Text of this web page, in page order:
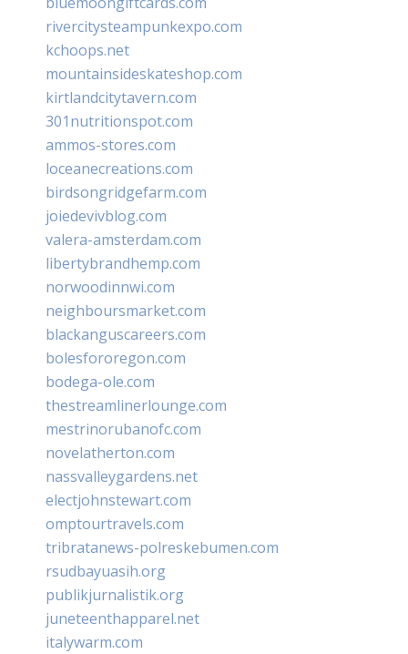
rivercitysteampunkexpo.com
kchoops.net
mountainsideskateshop.com
kirtlandcitytavern.com
301nutritionspot.com
ammos-stores.com
loceanecreations.com
birdsongridgefarm.com
joiedevivblog.com
valera-amsterdam.com
libertybrandhemp.com
norwoodinnwi.com
neighboursmarket.com
blackanguscareers.com
bolesfororegon.com
bodega-ole.com
thestreamlinerlounge.com
mestrinorubanofc.com
novelatherton.com
nassvalleygardens.net
electjohnstewart.com
omptourtravels.com
tribratanews-polreskebumen.com
rsudbayuasih.org
publikjurnalistik.org
juneteenthapparel.net
italywarm.com